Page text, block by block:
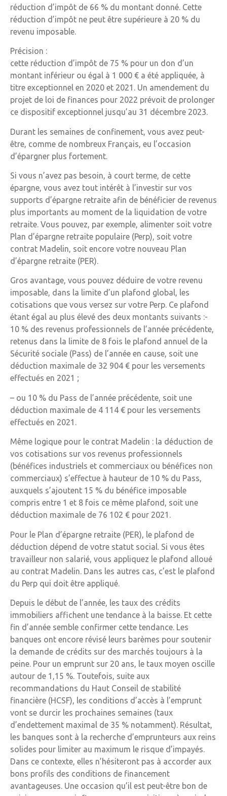
réduction d’impôt de 66 % du montant donné. Cette
réduction d’impôt ne peut être supérieure à 20 % du
revenu imposable.
Précision :
cette réduction d’impôt de 75 % pour un don d’un
montant inférieur ou égal à 1 000 € a été appliquée, à
titre exceptionnel en 2020 et 2021. Un amendement du
projet de loi de finances pour 2022 prévoit de prolonger
ce dispositif exceptionnel jusqu’au 31 décembre 2023.
Durant les semaines de confinement, vous avez peut-
être, comme de nombreux Français, eu l’occasion
d’épargner plus fortement.
Si vous n’avez pas besoin, à court terme, de cette
épargne, vous avez tout intérêt à l’investir sur vos
supports d’épargne retraite afin de bénéficier de revenus
plus importants au moment de la liquidation de votre
retraite. Vous pouvez, par exemple, alimenter soit votre
Plan d’épargne retraite populaire (Perp), soit votre
contrat Madelin, soit encore votre nouveau Plan
d’épargne retraite (PER).
Gros avantage, vous pouvez déduire de votre revenu
imposable, dans la limite d’un plafond global, les
cotisations que vous versez sur votre Perp. Ce plafond
étant égal au plus élevé des deux montants suivants :-
10 % des revenus professionnels de l’année précédente,
retenus dans la limite de 8 fois le plafond annuel de la
Sécurité sociale (Pass) de l’année en cause, soit une
déduction maximale de 32 904 € pour les versements
effectués en 2021 ;
– ou 10 % du Pass de l’année précédente, soit une
déduction maximale de 4 114 € pour les versements
effectués en 2021.
Même logique pour le contrat Madelin : la déduction de
vos cotisations sur vos revenus professionnels
(bénéfices industriels et commerciaux ou bénéfices non
commerciaux) s’effectue à hauteur de 10 % du Pass,
auxquels s’ajoutent 15 % du bénéfice imposable
compris entre 1 et 8 fois ce même plafond, soit une
déduction maximale de 76 102 € pour 2021.
Pour le Plan d’épargne retraite (PER), le plafond de
déduction dépend de votre statut social. Si vous êtes
travailleur non salarié, vous appliquez le plafond alloué
au contrat Madelin. Dans les autres cas, c’est le plafond
du Perp qui doit être appliqué.
Depuis le début de l’année, les taux des crédits
immobiliers affichent une tendance à la baisse. Et cette
fin d’année semble confirmer cette tendance. Les
banques ont encore révisé leurs barèmes pour soutenir
la demande de crédits sur des marchés toujours à la
peine. Pour un emprunt sur 20 ans, le taux moyen oscille
autour de 1,15 %. Toutefois, suite aux
recommandations du Haut Conseil de stabilité
financière (HCSF), les conditions d’accès à l’emprunt
vont se durcir les prochaines semaines (taux
d’endettement maximal de 35 % notamment). Résultat,
les banques sont à la recherche d’emprunteurs aux reins
solides pour limiter au maximum le risque d’impayés.
Dans ce contexte, elles n’hésiteront pas à accorder aux
bons profils des conditions de financement
avantageuses. Une occasion qu’il est peut-être bon de